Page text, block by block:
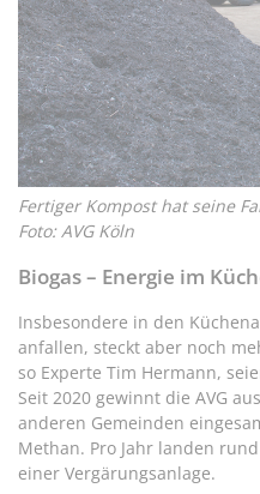
Fertiger Kompost hat seine
Foto: AVG Köln
Biogas – Energie im
Insbesondere in den
anfallen, steckt aber noch
so Experte Tim Hermann,
Seit 2020 gewinnt die AVG
anderen Gemeinden
Methan. Pro Jahr landen
einer Vergärungsanlage.